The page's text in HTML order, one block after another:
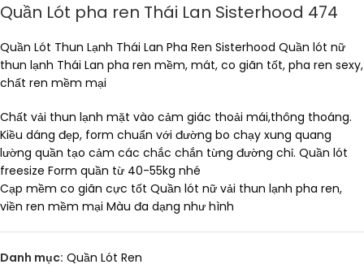
Quần Lót pha ren Thái Lan Sisterhood 474
Quần Lót Thun Lạnh Thái Lan Pha Ren Sisterhood Quần lót nữ
thun lạnh Thái Lan pha ren mềm, mát, co giãn tốt, pha ren sexy,
chất ren mềm mại
Chất vải thun lạnh mặt vào cảm giác thoải mái,thông thoáng.
Kiều dáng đẹp, form chuẩn với đường bo chạy xung quang
lường quần tạo cảm các chắc chắn từng đường chỉ. Quần lót
freesize Form quần từ 40-55kg nhé
Cạp mềm co giãn cực tốt Quần lót nữ vải thun lạnh pha ren,
viền ren mềm mại Màu đa dạng như hình
Danh mục: Quần Lót Ren